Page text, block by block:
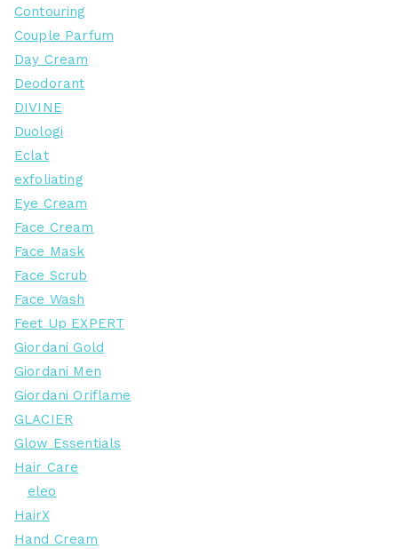
Contouring
Couple Parfum
Day Cream
Deodorant
DIVINE
Duologi
Eclat
exfoliating
Eye Cream
Face Cream
Face Mask
Face Scrub
Face Wash
Feet Up EXPERT
Giordani Gold
Giordani Men
Giordani Oriflame
GLACIER
Glow Essentials
Hair Care
eleo
HairX
Hand Cream